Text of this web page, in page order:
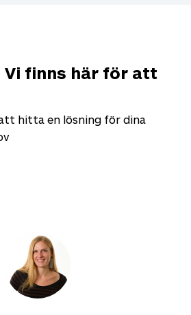
Vi finns här för att
hitta en lösning för dina